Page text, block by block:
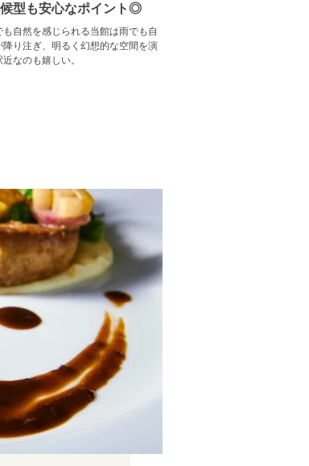
型も安心なポイント◎
も自然を感じられる当館は雨でも自
降り注ぎ、明るく幻想的な空間を演
なのも嬉しい。